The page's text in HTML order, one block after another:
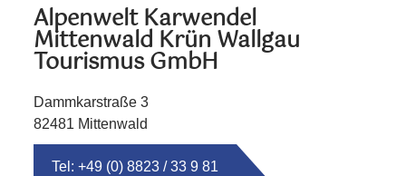
Alpenwelt Karwendel
Mittenwald Krün Wallgau
Tourismus GmbH
Dammkarstraße 3
82481 Mittenwald
Tel: +49 (0) 8823 / 33 9 81